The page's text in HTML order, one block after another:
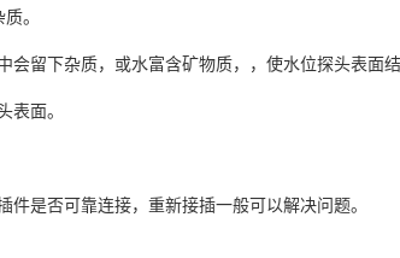
。
留下杂质，或水富含矿物质，，使水位探头表面
面。
是否可靠连接，重新接插一般可以解决问题。